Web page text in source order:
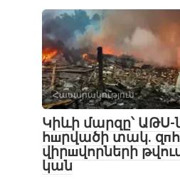
Հասարակություն
Կիևի մարզը՝ ԱԹՍ-
հшրվածի տակ․
վիրшվորների
կան